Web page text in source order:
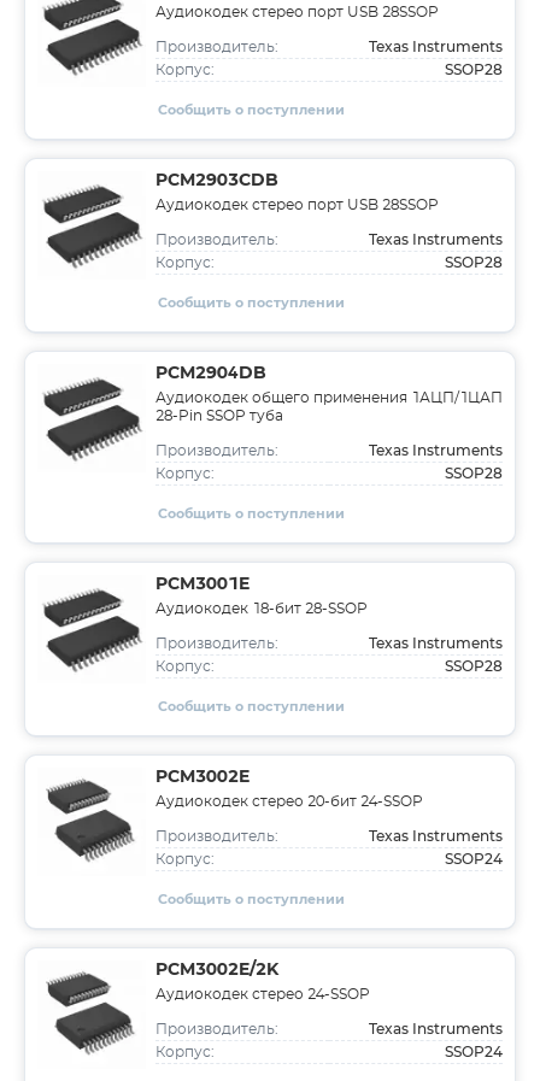
Аудиокодек стерео порт USB 28SSOP
Производитель: Texas Instruments
Корпус: SSOP28
Сообщить о поступлении
PCM2903CDB
Аудиокодек стерео порт USB 28SSOP
Производитель: Texas Instruments
Корпус: SSOP28
Сообщить о поступлении
PCM2904DB
Аудиокодек общего применения 1АЦП/1ЦАП
28-Pin SSOP туба
Производитель: Texas Instruments
Корпус: SSOP28
Сообщить о поступлении
PCM3001E
Аудиокодек 18-бит 28-SSOP
Производитель: Texas Instruments
Корпус: SSOP28
Сообщить о поступлении
PCM3002E
Аудиокодек стерео 20-бит 24-SSOP
Производитель: Texas Instruments
Корпус: SSOP24
Сообщить о поступлении
PCM3002E/2K
Аудиокодек стерео 24-SSOP
Производитель: Texas Instruments
Корпус: SSOP24